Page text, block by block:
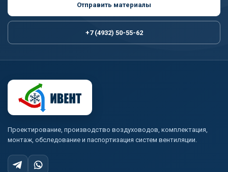
Отправить материалы
+7 (4932) 50-55-62
Проектирование, производство воздуховодов, комплектация,
монтаж, обследование и паспортизация систем вентиляции.